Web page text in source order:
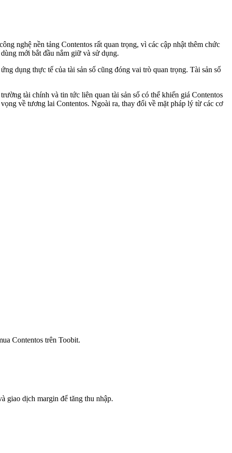
nghệ nền tảng Contentos rất quan trọng, vì các cập nhật thêm chức
mới bắt đầu nắm giữ và sử dụng.
dụng thực tế của tài sản số cũng đóng vai trò quan trọng. Tài sản số
tài chính và tin tức liên quan tài sản số có thể khiến giá Contentos
về tương lai Contentos. Ngoài ra, thay đổi về mặt pháp lý từ các cơ
Contentos trên Toobit.
giao dịch margin để tăng thu nhập.